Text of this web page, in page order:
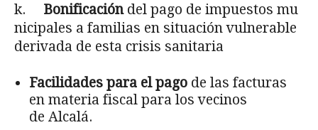
k. Bonificación del pago de impuestos mu
nicipales a familias en situación vulnerable
derivada de esta crisis sanitaria
Facilidades para el pago de las facturas
en materia fiscal para los vecinos
de Alcalá.